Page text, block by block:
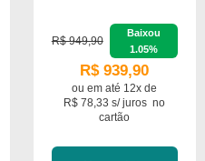
R$ 949,90
Baixou
1.05%
R$ 939,90
ou em até 12x de
R$ 78,33 s/ juros no
cartão